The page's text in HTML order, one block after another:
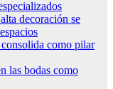
decoración se
como pilar
las bodas como